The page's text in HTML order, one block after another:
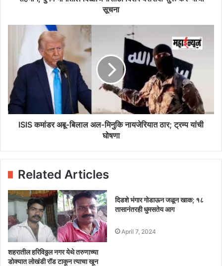
सूचना
ISIS कमांडर अबू-बिलाल अल-मिनुकि नायजेरियात ठार; ट्रम्प यांची
घोषणा
Related Articles
शहरातील हरिविठ्ठल नगर येथे तरुणाच्या
डोक्यात लोखंडी रॉड टाकून त्याचा खून
दिडशे भंगार गोडाऊन जळून खाक; १८
तासानंतरही धुमसतेय आग
April 7, 2024